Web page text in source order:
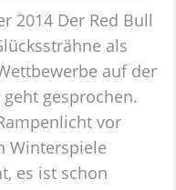
2014 Der Red Bull
als
auf der
gesprochen.
vor
Winterspiele
es ist schon